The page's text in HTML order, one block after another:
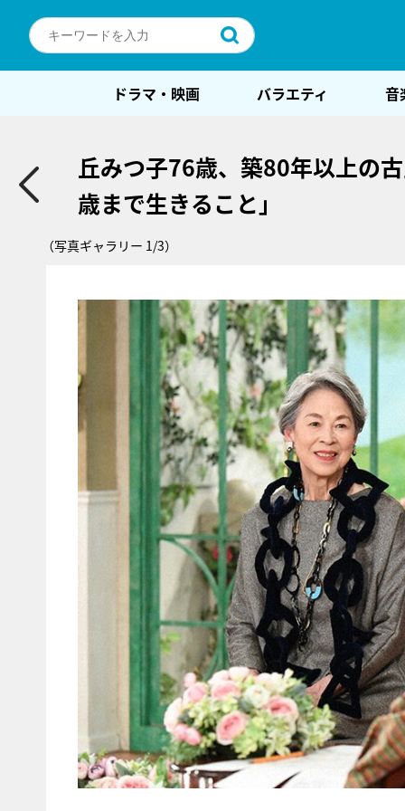
ドラマ・映画 バラエティ 音
丘みつ子76歳、築80年以上の
歳まで生きること」
（写真ギャラリー 1/3）